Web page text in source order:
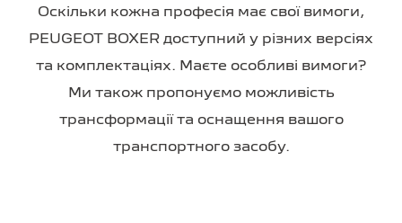
Оскільки кожна професія має свої вимоги,
PEUGEOT BOXER доступний у різних версіях
та комплектаціях. Маєте особливі вимоги?
Ми також пропонуємо можливість
трансформації та оснащення вашого
транспортного засобу.